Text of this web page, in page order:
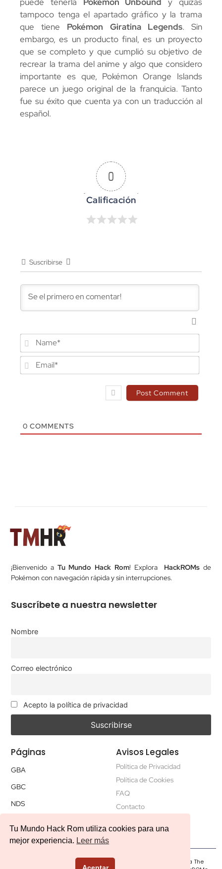
tampoco tenga el apartado gráfico y la trama
que tiene Pokémon Giratina Legends. Sin
embargo, es un producto final, es un proyecto
que se completo y que cumplió su objetivo de
recrear la trama del anime y algo que considero
importante es que, Pokémon Orange Islands
parece un juego original de la franquicia. Tanto
fue su éxito que cuenta ya con un traducción al
español.
0
Suscribirse
Email*
0 COMMENTS
¡Bienvenido a Tu Mundo Hack Rom! Explora HackROMs de
Pokémon con navegación rápida y sin interrupciones.
Suscríbete a nuestra newsletter
Nombre
Correo electrónico
Acepto la política de privacidad
Páginas
GBA
GBC
NDS
Avisos Legales
Política de Privacidad
Política de Cookies
FAQ
Contacto
Gabriel Martin
TMHR no está afiliado a The
Tu Mundo Hack Rom utiliza cookies para una
mejor experiencia. Leer más